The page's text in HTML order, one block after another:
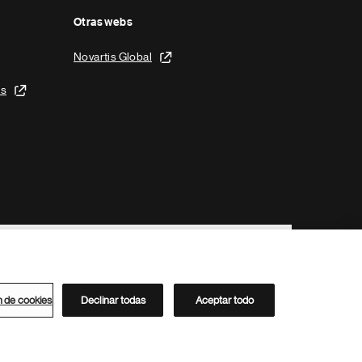
Otras webs
Novartis Global
Directorio de Novartis
de cookies Declinar todas Aceptar todo